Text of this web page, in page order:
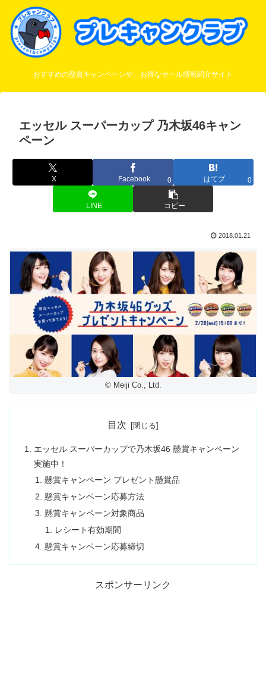
おすすめの懸賞キャンペーンや、お得なセール情報紹介サイト
エッセル スーパーカップ 乃木坂46キャン
ペーン
X Facebook 0 はてブ 0
LINE コピー
2018.01.21
© Meiji Co., Ltd.
目次
エッセル スーパーカップで乃木坂46 懸賞キャンペーン
実施中！
懸賞キャンペーン プレゼント懸賞品
懸賞キャンペーン応募方法
懸賞キャンペーン対象商品
レシート有効期間
懸賞キャンペーン応募締切
スポンサーリンク